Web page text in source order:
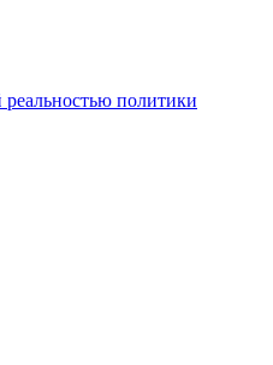
реальностью политики